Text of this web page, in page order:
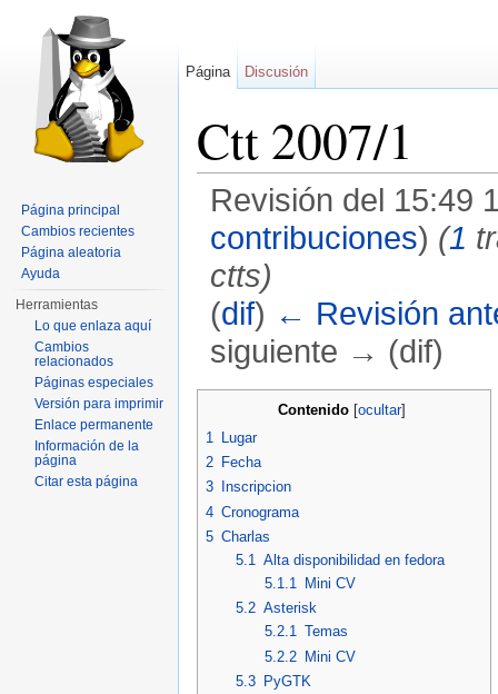
Ctt 2007/1
Revisión del 15:49
contribuciones) (1
ctts)
(dif) ← Revisión
siguiente → (dif)
Contenido [ocultar]
1
Lugar
2 Fecha
3
Inscripcion
4 Cronograma
5 Charlas
5.1
Alta disponibilidad en fedora
5.1.1
Mini CV
5.2 Asterisk
5.2.1 Temas
5.2.2 Mini CV
5.3
PyGTK
Página Discusión
Página principal
Cambios recientes
Página aleatoria
Ayuda
Herramientas
Lo que enlaza aquí
Cambios
relacionados
Páginas especiales
Versión para imprimir
Enlace permanente
Información de la
página
Citar esta página